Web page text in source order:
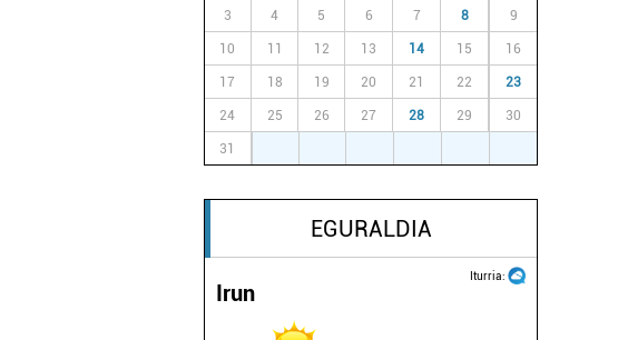
3 4 5 6 7 8 9
10 11 12 13 14 15 16
17 18 19 20 21 22 23
24 25 26 27 28 29 30
31
EGURALDIA
Iturria:
Irun